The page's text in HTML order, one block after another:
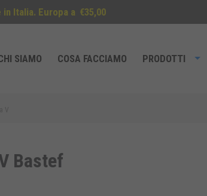
Italia. Europa a €35,00
SIAMO COSA FACCIAMO PRODOTTI
Bastef